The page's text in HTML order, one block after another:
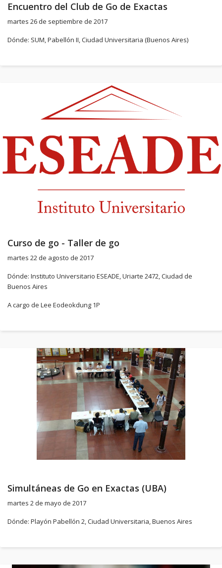
Encuentro del Club de Go de Exactas
martes 26 de septiembre de 2017
Dónde: SUM, Pabellón II, Ciudad Universitaria (Buenos Aires)
Curso de go - Taller de go
martes 22 de agosto de 2017
Dónde: Instituto Universitario ESEADE, Uriarte 2472, Ciudad de
Buenos Aires
A cargo de Lee Eodeokdung 1P
Simultáneas de Go en Exactas (UBA)
martes 2 de mayo de 2017
Dónde: Playón Pabellón 2, Ciudad Universitaria, Buenos Aires